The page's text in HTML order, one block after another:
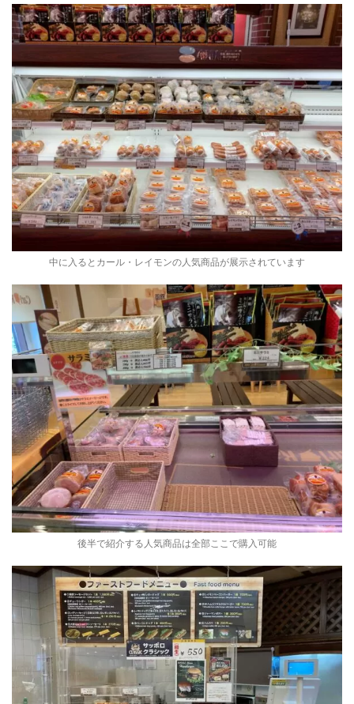
中に入るとカール・レイモンの人気商品が展示されています
後半で紹介する人気商品は全部ここで購入可能